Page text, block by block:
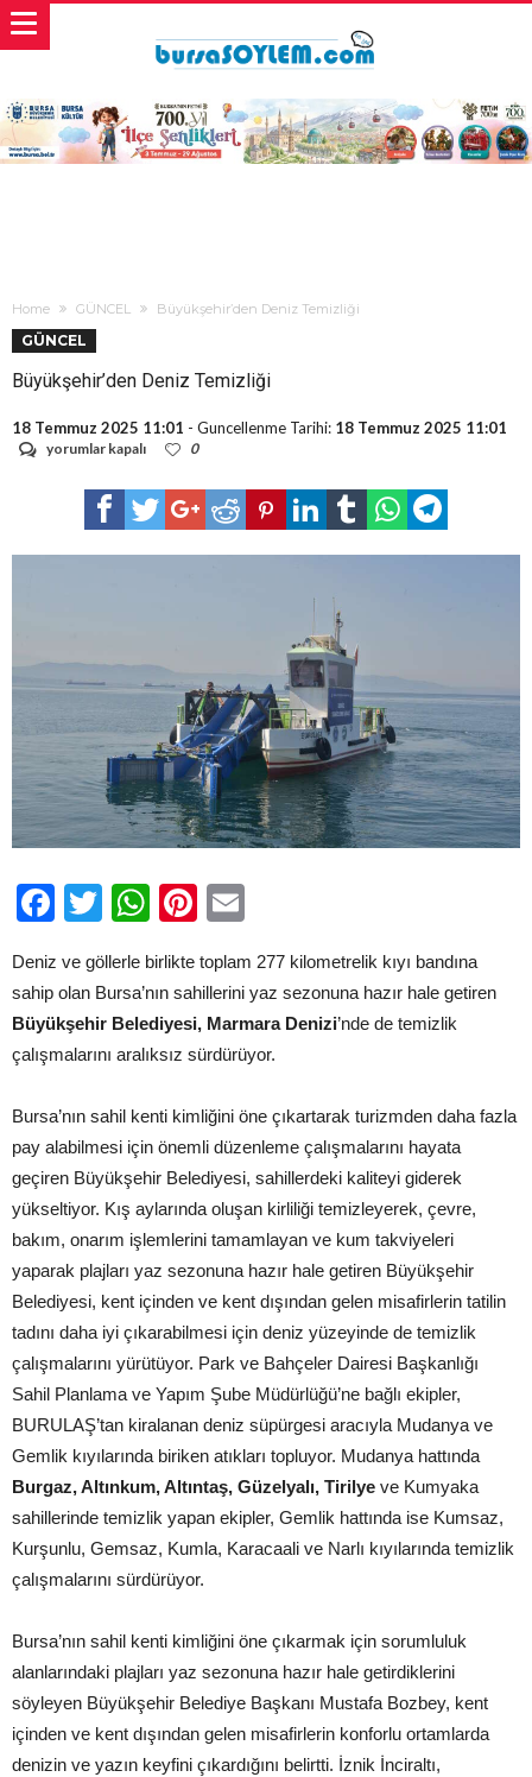
Home GÜNCEL Büyükşehir’den Deniz Temizliği
GÜNCEL
Büyükşehir’den Deniz Temizliği
18 Temmuz 2025 11:01 - Guncellenme Tarihi: 18 Temmuz 2025 11:01
Büyükşehir’den
Temizliği
yorumlar kapalı 0
Facebook
TwitterWhatsApp
Pinterest
Deniz ve göllerle birlikte toplam 277 kilometrelik kıyı bandına
sahip olan Bursa’nın sahillerini yaz sezonuna hazır hale getiren
Büyükşehir Belediyesi, Marmara Denizi’nde de temizlik
çalışmalarını aralıksız sürdürüyor.
Bursa’nın sahil kenti kimliğini öne çıkartarak turizmden daha fazla
pay alabilmesi için önemli düzenleme çalışmalarını hayata
geçiren Büyükşehir Belediyesi, sahillerdeki kaliteyi giderek
yükseltiyor. Kış aylarında oluşan kirliliği temizleyerek, çevre,
bakım, onarım işlemlerini tamamlayan ve kum takviyeleri
yaparak plajları yaz sezonuna hazır hale getiren Büyükşehir
Belediyesi, kent içinden ve kent dışından gelen misafirlerin tatilin
tadını daha iyi çıkarabilmesi için deniz yüzeyinde de temizlik
çalışmalarını yürütüyor. Park ve Bahçeler Dairesi Başkanlığı
Sahil Planlama ve Yapım Şube Müdürlüğü’ne bağlı ekipler,
BURULAŞ’tan kiralanan deniz süpürgesi aracıyla Mudanya ve
Gemlik kıyılarında biriken atıkları topluyor. Mudanya hattında
Burgaz, Altınkum, Altıntaş, Güzelyalı, Tirilye ve Kumyaka
sahillerinde temizlik yapan ekipler, Gemlik hattında ise Kumsaz,
Kurşunlu, Gemsaz, Kumla, Karacaali ve Narlı kıyılarında temizlik
çalışmalarını sürdürüyor.
Bursa’nın sahil kenti kimliğini öne çıkarmak için sorumluluk
alanlarındaki plajları yaz sezonuna hazır hale getirdiklerini
söyleyen Büyükşehir Belediye Başkanı Mustafa Bozbey, kent
içinden ve kent dışından gelen misafirlerin konforlu ortamlarda
denizin ve yazın keyfini çıkardığını belirtti. İznik İnciraltı,